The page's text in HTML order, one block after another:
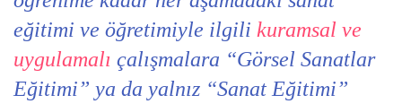
eğitimi ve öğretimiyle ilgili kuramsal ve
uygulamalı çalışmalara “Görsel Sanatlar
Eğitimi” ya da yalnız “Sanat Eğitimi”